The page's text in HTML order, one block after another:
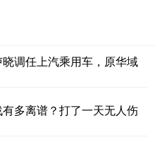
调任上汽乘用车，原华域
多离谱？打了一天无人伤